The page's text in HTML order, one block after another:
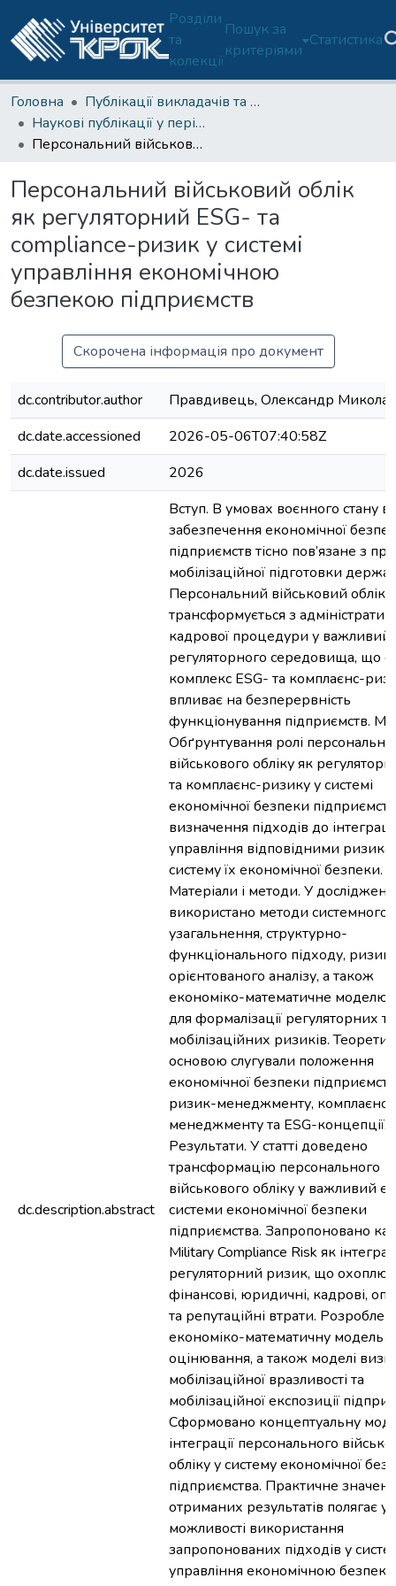
Розділи
та
колекції
Пошук за
критеріями
Статистика
Головна
Публікації викладачів та співробітників
Наукові публікації у періодичних фахових виданнях України
Персональний військовий облік як регуляторний ESG- та compliance-ризик у системі управління економічною безпекою підприємств
Персональний військовий облік
як регуляторний ESG- та
compliance-ризик у системі
управління економічною
безпекою підприємств
Скорочена інформація про документ
dc.contributor.author
Правдивець, Олександр
dc.date.accessioned
2026-05-06T07:40:58Z
dc.date.issued
2026
dc.description.abstract
Вступ. В умовах воєнного стану в
забезпечення економічної
підприємств тісно пов’язане з
мобілізаційної підготовки
Персональний військовий облік
трансформується з
кадрової процедури у важливий
регуляторного середовища, що
комплекс ESG- та комплаєнс-
впливає на безперервність
функціонування підприємств.
Обґрунтування ролі
військового обліку як
та комплаєнс-ризику у системі
економічної безпеки
визначення підходів до
управління відповідними
систему їх економічної безпеки.
Матеріали і методи. У
використано методи системного
узагальнення, структурно-
функціонального підходу, ризик-
орієнтованого аналізу, а також
економіко-математичне
для формалізації регуляторних та
мобілізаційних ризиків.
основою слугували положення
економічної безпеки
ризик-менеджменту, комплаєнс-
менеджменту та ESG-концепції.
Результати. У статті доведено
трансформацію персонального
військового обліку у важливий
системи економічної безпеки
підприємства. Запропоновано
Military Compliance Risk як
регуляторний ризик, що охоплює
фінансові, юридичні, кадрові,
та репутаційні втрати.
економіко-математичну модель
оцінювання, а також моделі
мобілізаційної вразливості та
мобілізаційної експозиції
Сформовано концептуальну
інтеграції персонального
обліку у систему економічної
підприємства. Практичне
отриманих результатів полягає у
можливості використання
запропонованих підходів у
управління економічною